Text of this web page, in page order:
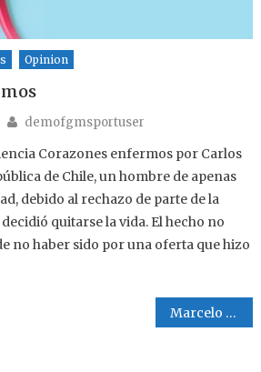
Opinion
Author
demofgmsportuser
Corazones enfermos por Carlos
de Chile, un hombre de apenas
debido al rechazo de parte de la
quitarse la vida. El hecho no
no haber sido por una oferta que hizo
Marcelo Juarez